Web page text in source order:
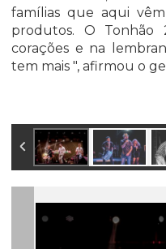
famílias que aqui
produtos. O Tonhão
corações e na
tem mais ", afirmou o